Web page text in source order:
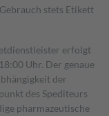
stets Etikett
erfolgt
Uhr. Der genaue
der
des Spediteurs
pharmazeutische